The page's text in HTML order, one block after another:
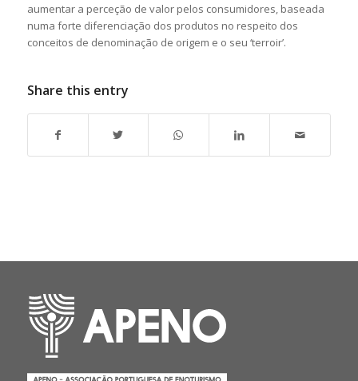
aumentar a perceção de valor pelos consumidores, baseada
numa forte diferenciação dos produtos no respeito dos
conceitos de denominação de origem e o seu ‘terroir’.
Share this entry